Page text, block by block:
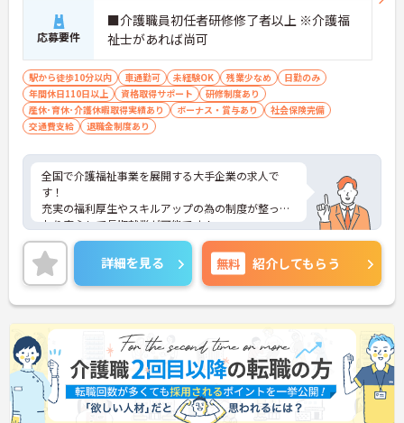
応募要件
■介護職員初任者研修修了者以上 ※介護福
祉士があれば尚可
駅から徒歩10分以内 車通勤可 未経験OK 残業少なめ
日勤のみ
年間休日110日以上
資格取得サポート
研修制度あり
産休･育休･介護休暇取得実績あり
ボーナス・賞与あり
社会保険完備
交通費支給
退職金制度あり
全国で介護福祉事業を展開する大手企業の求人で
す！
充実の福利厚生やスキルアップの為の制度が整って
おり安心して長期就業が可能です！
ご興味ある方には、面接のポイントなど、さらに詳
細をお話致しますのでお気軽にご相談ください。
詳細を見る 無料 紹介してもらう